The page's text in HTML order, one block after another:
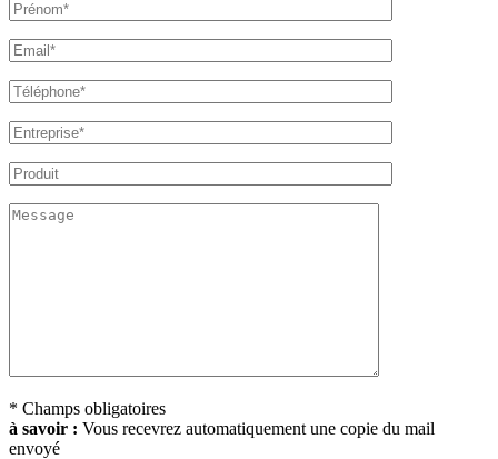
* Champs obligatoires
à savoir : Vous recevrez automatiquement une copie du mail
envoyé